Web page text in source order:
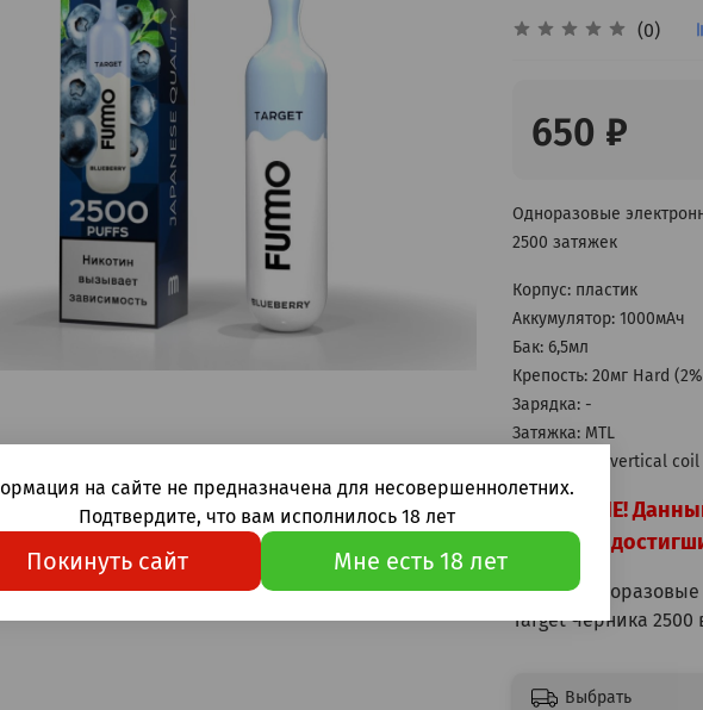
(0)
650 ₽
Одноразовые
2500 затяжек
Корпус: пластик
Аккумулятор: 1000мАч
Бак: 6,5мл
Крепость: 20мг Hard
Зарядка: -
Затяжка: MTL
Испаритель vertical coil
ВНИМАНИЕ!
лицам не
Купить
Target Черника 2500
Выбрать
на сайте не предназначена для несовершеннолетних.
Подтвердите, что вам исполнилось 18 лет
Покинуть сайт Мне есть 18 лет